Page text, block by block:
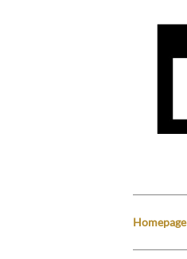
Homepage